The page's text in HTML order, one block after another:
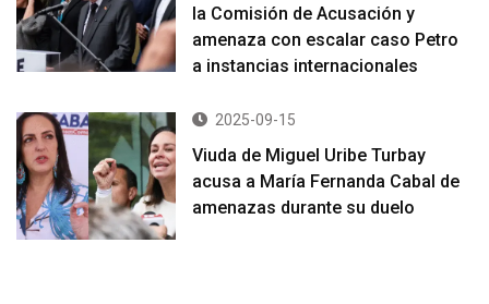
la Comisión de Acusación y
amenaza con escalar caso Petro
a instancias internacionales
2025-09-15
Viuda de Miguel Uribe Turbay
acusa a María Fernanda Cabal de
amenazas durante su duelo